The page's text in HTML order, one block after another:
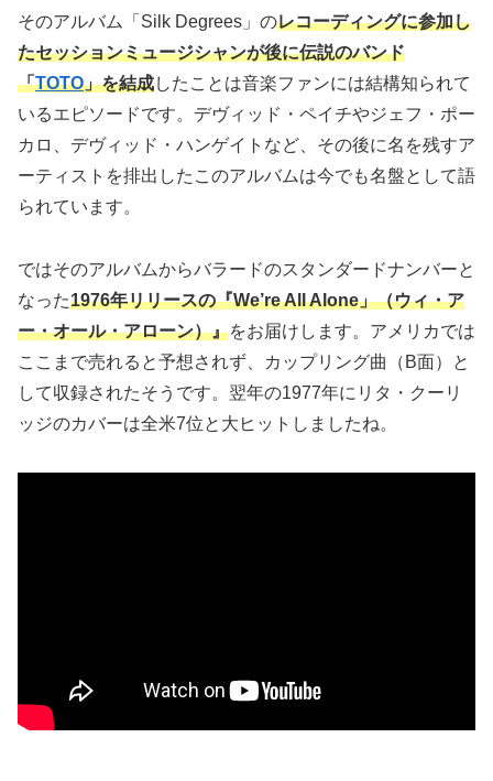
そのアルバム「Silk Degrees」のレコーディングに参加し
たセッションミュージシャンが後に伝説のバンド
「TOTO」を結成したことは音楽ファンには結構知られて
いるエピソードです。デヴィッド・ペイチやジェフ・ポー
カロ、デヴィッド・ハンゲイトなど、その後に名を残すア
ーティストを排出したこのアルバムは今でも名盤として語
られています。
ではそのアルバムからバラードのスタンダードナンバーと
なった1976年リリースの『We’re All Alone」（ウィ・ア
ー・オール・アローン）』をお届けします。アメリカでは
ここまで売れると予想されず、カップリング曲（B面）と
して収録されたそうです。翌年の1977年にリタ・クーリ
ッジのカバーは全米7位と大ヒットしましたね。